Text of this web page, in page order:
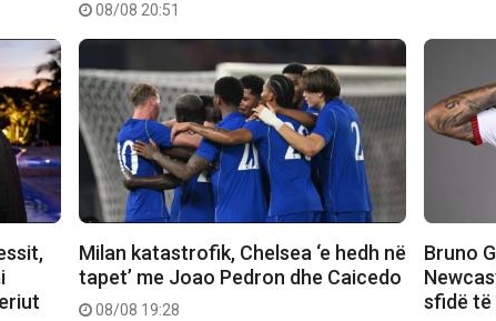
08/08 20:51
Milan katastrofik, Chelsea ‘e hedh në
tapet’ me Joao Pedron dhe Caicedo
08/08 19:28
Bruno
sfidë të